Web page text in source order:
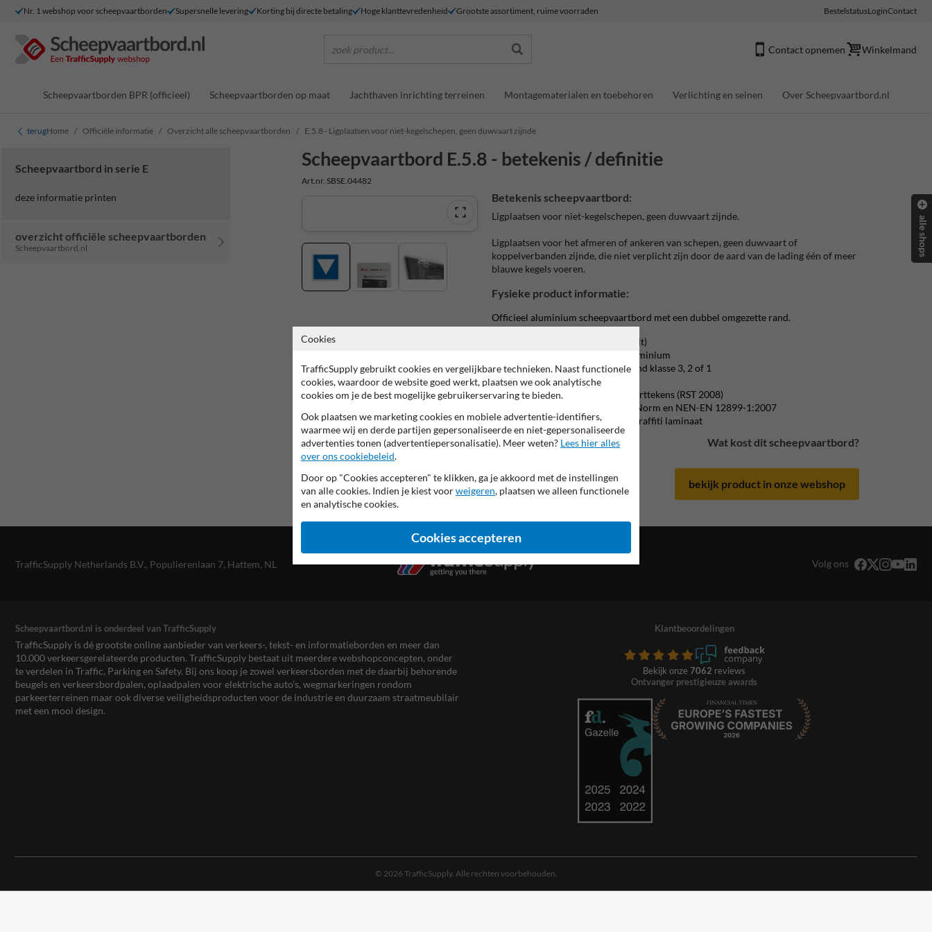
Nr. 1 webshop voor scheepvaartborden Supersnelle levering Korting bij directe betaling Hoge klanttevredenheid Grootste assortiment, ruime voorraden BestelstatusLoginContact
zoek product... Contact opnemen Winkelmand
Scheepvaartborden BPR (officieel) Scheepvaartborden op maat Jachthaven inrichting terreinen Montagematerialen en toebehoren Verlichting en seinen Over Scheepvaartbord.nl
terugHome Officiële informatie Overzicht alle scheepvaartborden E.5.8 - Ligplaatsen voor niet-kegelschepen, geen duwvaart zijnde
Scheepvaartbord in serie E
deze informatie printen
overzicht officiële scheepvaartborden
Scheepvaartbord.nl
Scheepvaartbord E.5.8 - betekenis / definitie
Art.nr. SBSE.04482
Betekenis scheepvaartbord:
Ligplaatsen voor niet-kegelschepen, geen duwvaart zijnde.
Ligplaatsen voor het afmeren of ankeren van schepen, geen duwvaart of
koppelverbanden zijnde, die niet verplicht zijn door de aard van de lading één of meer
blauwe kegels voeren.
Fysieke product informatie:
Officieel aluminium scheepvaartbord met een dubbel omgezette rand.
bordrand RAL9016 (verkeerswit)
achterzijde (verkeers)grijs / aluminium
hoogwaardig (retro-)reflecterend klasse 3, 2 of 1
meerdere afmetingen mogelijk.
Conform richtlijnen Scheepvaarttekens (RST 2008)
Productieproces conform CE-Norm en NEN-EN 12899-1:2007
voorzien van UV-werend anti-graffiti laminaat
Wat kost dit scheepvaartbord?
bekijk product in onze webshop
TrafficSupply Netherlands B.V., Populierenlaan 7, Hattem, NL Volg ons
Scheepvaartbord.nl is onderdeel van TrafficSupply
TrafficSupply is dé grootste online aanbieder van verkeers-, tekst- en informatieborden en meer dan
10.000 verkeersgerelateerde producten. TrafficSupply bestaat uit meerdere webshopconcepten, onder
te verdelen in Traffic, Parking en Safety. Bij ons koop je zowel verkeersborden met de daarbij behorende
beugels en verkeersbordpalen, oplaadpalen voor elektrische auto’s, wegmarkeringen rondom
parkeerterreinen maar ook diverse veiligheidsproducten voor de industrie en duurzaam straatmeubilair
met een mooi design.
Klantbeoordelingen
Bekijk onze 7062 reviews
Ontvanger prestigieuze awards
© 2026 TrafficSupply. Alle rechten voorbehouden.
alle shops
Cookies
TrafficSupply gebruikt cookies en vergelijkbare technieken. Naast functionele
cookies, waardoor de website goed werkt, plaatsen we ook analytische
cookies om je de best mogelijke gebruikerservaring te bieden.
Ook plaatsen we marketing cookies en mobiele advertentie-identifiers,
waarmee wij en derde partijen gepersonaliseerde en niet-gepersonaliseerde
advertenties tonen (advertentiepersonalisatie). Meer weten? Lees hier alles
over ons cookiebeleid.
Door op "Cookies accepteren" te klikken, ga je akkoord met de instellingen
van alle cookies. Indien je kiest voorweigeren, plaatsen we alleen functionele
en analytische cookies.
Cookies accepteren